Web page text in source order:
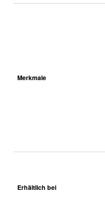
Merkmale
Erhältlich bei